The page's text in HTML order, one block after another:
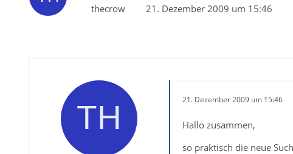
thecrow 21. Dezember 2009 um 15:46
21. Dezember 2009 um 15:46
Hallo zusammen,
so praktisch die neue